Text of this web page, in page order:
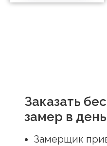
Заказать
замер в
Замерщик